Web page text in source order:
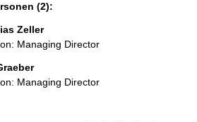
(2):
Zeller
Managing Director
Managing Director